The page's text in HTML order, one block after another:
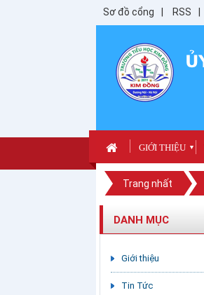
Sơ đồ cổng RSS
GIỚI THIỆU ▼
Trang nhất
DANH MỤC
Giới thiệu
Tin Tức